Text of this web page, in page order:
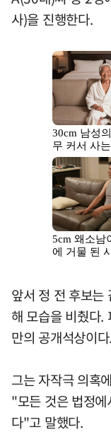
사)을 진행한다.
앞서 정 전 후보는
해 모습을 비췄다.
만의 공개석상이다.
그는 자작극 의혹
"모든 것은 법정
다"고 말했다.